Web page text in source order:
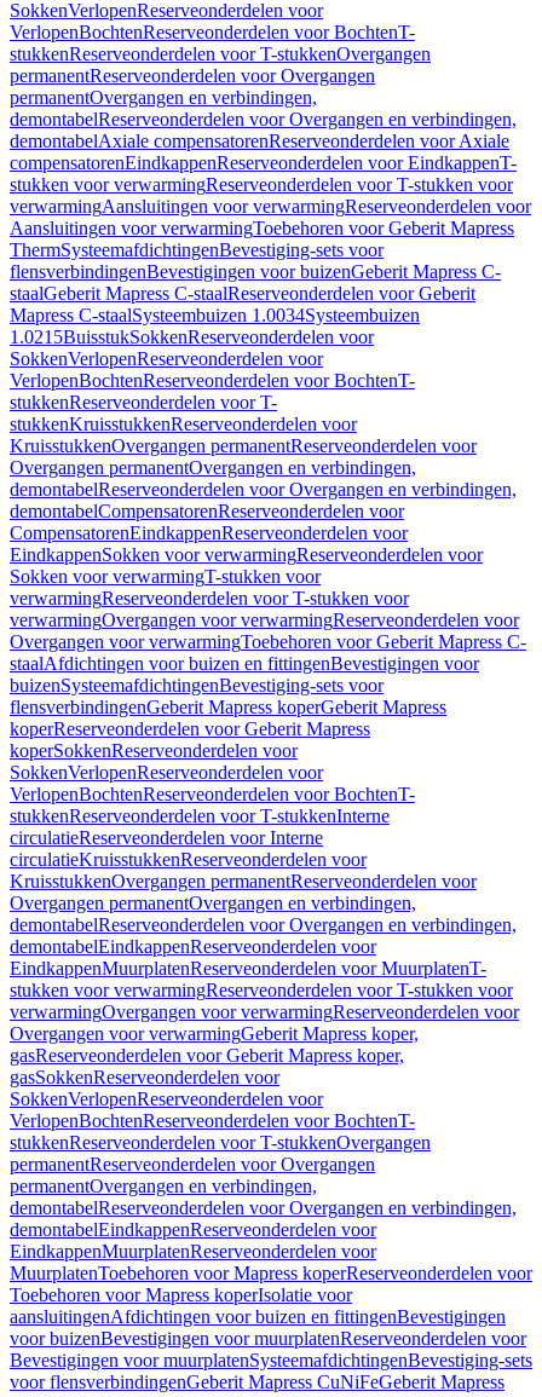
SokkenVerlopenReserveonderdelen voor
VerlopenBochtenReserveonderdelen voor BochtenT-
stukkenReserveonderdelen voor T-stukkenOvergangen
permanentReserveonderdelen voor Overgangen
permanentOvergangen en verbindingen,
demontabelReserveonderdelen voor Overgangen en verbindingen,
demontabelAxiale compensatorenReserveonderdelen voor Axiale
compensatorenEindkappenReserveonderdelen voor EindkappenT-
stukken voor verwarmingReserveonderdelen voor T-stukken voor
verwarmingAansluitingen voor verwarmingReserveonderdelen voor
Aansluitingen voor verwarmingToebehoren voor Geberit Mapress
ThermSysteemafdichtingenBevestiging-sets voor
flensverbindingenBevestigingen voor buizenGeberit Mapress C-
staalGeberit Mapress C-staalReserveonderdelen voor Geberit
Mapress C-staalSysteembuizen 1.0034Systeembuizen
1.0215BuisstukSokkenReserveonderdelen voor
SokkenVerlopenReserveonderdelen voor
VerlopenBochtenReserveonderdelen voor BochtenT-
stukkenReserveonderdelen voor T-
stukkenKruisstukkenReserveonderdelen voor
KruisstukkenOvergangen permanentReserveonderdelen voor
Overgangen permanentOvergangen en verbindingen,
demontabelReserveonderdelen voor Overgangen en verbindingen,
demontabelCompensatorenReserveonderdelen voor
CompensatorenEindkappenReserveonderdelen voor
EindkappenSokken voor verwarmingReserveonderdelen voor
Sokken voor verwarmingT-stukken voor
verwarmingReserveonderdelen voor T-stukken voor
verwarmingOvergangen voor verwarmingReserveonderdelen voor
Overgangen voor verwarmingToebehoren voor Geberit Mapress C-
staalAfdichtingen voor buizen en fittingenBevestigingen voor
buizenSysteemafdichtingenBevestiging-sets voor
flensverbindingenGeberit Mapress koperGeberit Mapress
koperReserveonderdelen voor Geberit Mapress
koperSokkenReserveonderdelen voor
SokkenVerlopenReserveonderdelen voor
VerlopenBochtenReserveonderdelen voor BochtenT-
stukkenReserveonderdelen voor T-stukkenInterne
circulatieReserveonderdelen voor Interne
circulatieKruisstukkenReserveonderdelen voor
KruisstukkenOvergangen permanentReserveonderdelen voor
Overgangen permanentOvergangen en verbindingen,
demontabelReserveonderdelen voor Overgangen en verbindingen,
demontabelEindkappenReserveonderdelen voor
EindkappenMuurplatenReserveonderdelen voor MuurplatenT-
stukken voor verwarmingReserveonderdelen voor T-stukken voor
verwarmingOvergangen voor verwarmingReserveonderdelen voor
Overgangen voor verwarmingGeberit Mapress koper,
gasReserveonderdelen voor Geberit Mapress koper,
gasSokkenReserveonderdelen voor
SokkenVerlopenReserveonderdelen voor
VerlopenBochtenReserveonderdelen voor BochtenT-
stukkenReserveonderdelen voor T-stukkenOvergangen
permanentReserveonderdelen voor Overgangen
permanentOvergangen en verbindingen,
demontabelReserveonderdelen voor Overgangen en verbindingen,
demontabelEindkappenReserveonderdelen voor
EindkappenMuurplatenReserveonderdelen voor
MuurplatenToebehoren voor Mapress koperReserveonderdelen voor
Toebehoren voor Mapress koperIsolatie voor
aansluitingenAfdichtingen voor buizen en fittingenBevestigingen
voor buizenBevestigingen voor muurplatenReserveonderdelen voor
Bevestigingen voor muurplatenSysteemafdichtingenBevestiging-sets
voor flensverbindingenGeberit Mapress CuNiFeGeberit Mapress